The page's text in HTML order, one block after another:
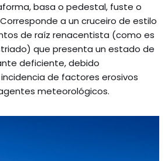
basa o pedestal, fuste o
a un cruceiro de estilo
de raíz renacentista (como es
que presenta un estado de
deficiente, debido
de factores erosivos
meteorológicos.